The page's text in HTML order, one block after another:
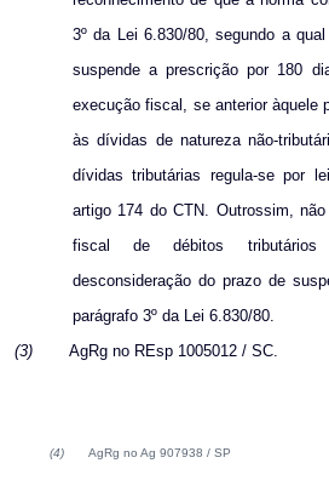
3º da Lei 6.830/80, segundo a
suspende a prescrição por 180
execução fiscal, se anterior àquele
às dívidas de natureza não-
dívidas tributárias regula-se por
artigo 174 do CTN. Outrossim,
fiscal de débitos tributários
desconsideração do prazo de
parágrafo 3º da Lei 6.830/80.
(3)
AgRg no REsp 1005012 / SC.
(4) AgRg no Ag 907938 / SP